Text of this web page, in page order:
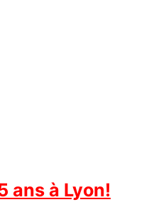
ans à Lyon!